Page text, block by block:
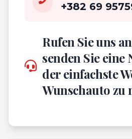
+382 69
Rufen Sie uns
senden Sie
der einfachste
Wunschauto zu